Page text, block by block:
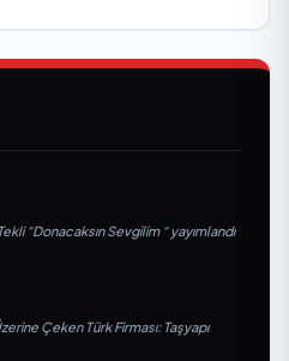
“Donacaksın Sevgilim “ yayımlandı
Çeken Türk Firması: Taşyapı